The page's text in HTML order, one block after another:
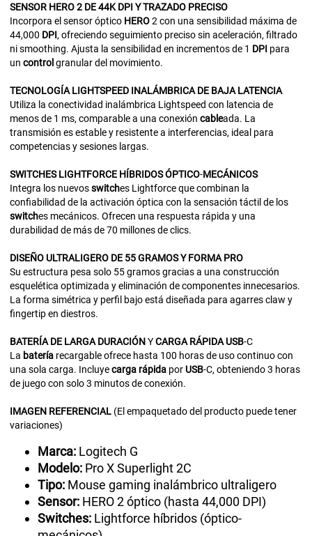
SENSOR HERO 2 DE 44K DPI Y TRAZADO PRECISO
Incorpora el sensor óptico HERO2 con una sensibilidad máxima de
44,000 DPI, ofreciendo seguimiento preciso sin aceleración, filtrado
ni smoothing. Ajusta la sensibilidad en incrementos de 1 DPI para
un control granular del movimiento.
TECNOLOGÍA LIGHTSPEED INALÁMBRICA DE BAJA LATENCIA
Utiliza la conectividad inalámbrica Lightspeed con latencia de
menos de 1 ms, comparable a una conexión cableada. La
transmisión es estable y resistente a interferencias, ideal para
competencias y sesiones largas.
SWITCHES LIGHTFORCE HÍBRIDOSÓPTICO-MECÁNICOS
Integra los nuevosswitches Lightforce que combinan la
confiabilidad de la activación óptica con la sensación táctil de los
switches mecánicos. Ofrecen una respuesta rápida y una
durabilidad de más de 70 millones de clics.
DISEÑO ULTRALIGERO DE 55 GRAMOS Y FORMA PRO
Su estructura pesa solo 55 gramos gracias a una construcción
esquelética optimizada y eliminación de componentes innecesarios.
La forma simétrica y perfil bajo está diseñada para agarres claw y
fingertip en diestros.
BATERÍA DE LARGA DURACIÓNYCARGA RÁPIDA USB-C
La batería recargable ofrece hasta 100 horas de uso continuo con
una sola carga. Incluyecarga rápida por USB-C, obteniendo 3 horas
de juego con solo 3 minutos de conexión.
IMAGEN REFERENCIAL (El empaquetado del producto puede tener
variaciones)
Marca: Logitech G
Modelo: Pro X Superlight 2C
Tipo: Mouse gaming inalámbrico ultraligero
Sensor: HERO 2 óptico (hasta 44,000 DPI)
Switches: Lightforce híbridos (óptico-